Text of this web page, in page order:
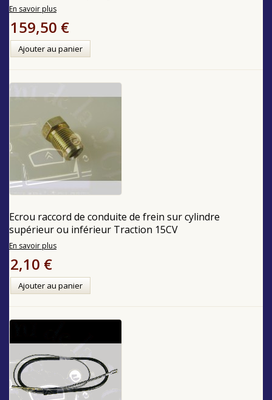
En savoir plus
159,50 €
Ajouter au panier
Ecrou raccord de conduite de frein sur cylindre
supérieur ou inférieur Traction 15CV
En savoir plus
2,10 €
Ajouter au panier